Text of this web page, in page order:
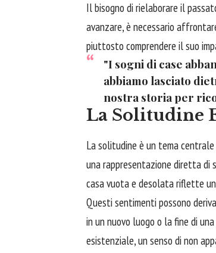
Il bisogno di rielaborare il
avanzare, è necessario
piuttosto comprendere il suo
"I sogni di case
abbiamo lasciato
nostra storia per
La Solitudine
La solitudine è un tema centrale
una rappresentazione diretta di
casa vuota e desolata riflette
Questi sentimenti possono
in un nuovo luogo o la fine di
esistenziale, un senso di non